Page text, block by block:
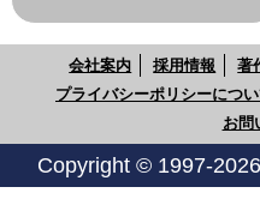
会社案内 採用情報 著
プライバシーポリシーにつ
お問
Copyright © 1997-